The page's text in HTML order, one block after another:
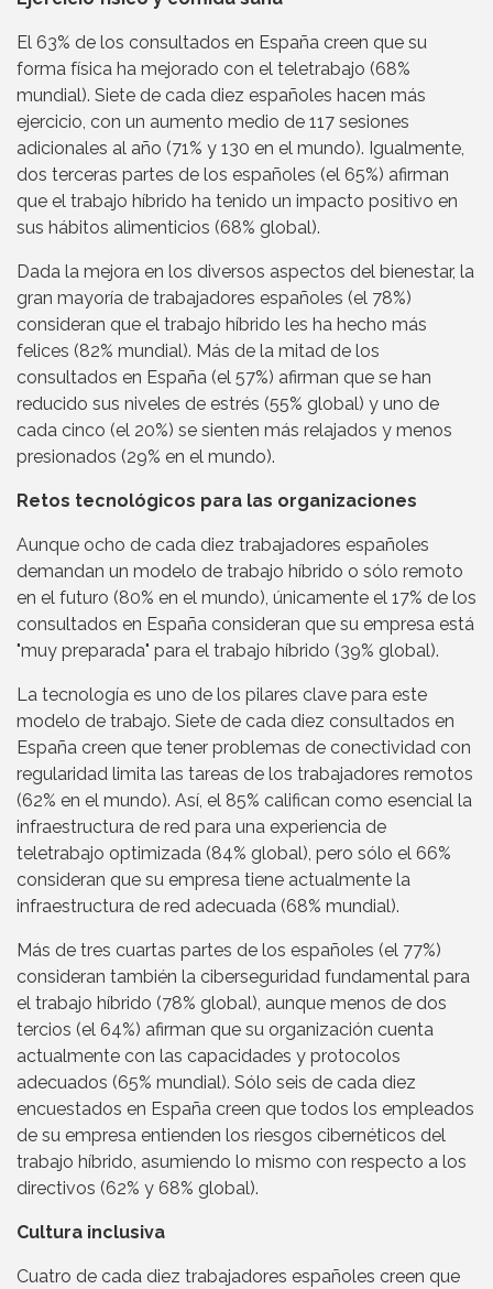
El 63% de los consultados en España creen que su
forma física ha mejorado con el teletrabajo (68%
mundial). Siete de cada diez españoles hacen más
ejercicio, con un aumento medio de 117 sesiones
adicionales al año (71% y 130 en el mundo). Igualmente,
dos terceras partes de los españoles (el 65%) afirman
que el trabajo híbrido ha tenido un impacto positivo en
sus hábitos alimenticios (68% global).
Dada la mejora en los diversos aspectos del bienestar, la
gran mayoría de trabajadores españoles (el 78%)
consideran que el trabajo híbrido les ha hecho más
felices (82% mundial). Más de la mitad de los
consultados en España (el 57%) afirman que se han
reducido sus niveles de estrés (55% global) y uno de
cada cinco (el 20%) se sienten más relajados y menos
presionados (29% en el mundo).
Retos tecnológicos para las organizaciones
Aunque ocho de cada diez trabajadores españoles
demandan un modelo de trabajo híbrido o sólo remoto
en el futuro (80% en el mundo), únicamente el 17% de los
consultados en España consideran que su empresa está
"muy preparada" para el trabajo híbrido (39% global).
La tecnología es uno de los pilares clave para este
modelo de trabajo. Siete de cada diez consultados en
España creen que tener problemas de conectividad con
regularidad limita las tareas de los trabajadores remotos
(62% en el mundo). Así, el 85% califican como esencial la
infraestructura de red para una experiencia de
teletrabajo optimizada (84% global), pero sólo el 66%
consideran que su empresa tiene actualmente la
infraestructura de red adecuada (68% mundial).
Más de tres cuartas partes de los españoles (el 77%)
consideran también la ciberseguridad fundamental para
el trabajo híbrido (78% global), aunque menos de dos
tercios (el 64%) afirman que su organización cuenta
actualmente con las capacidades y protocolos
adecuados (65% mundial). Sólo seis de cada diez
encuestados en España creen que todos los empleados
de su empresa entienden los riesgos cibernéticos del
trabajo híbrido, asumiendo lo mismo con respecto a los
directivos (62% y 68% global).
Cultura inclusiva
Cuatro de cada diez trabajadores españoles creen que